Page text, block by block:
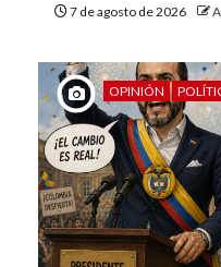
7 de agosto de 2026
OPINIÓN